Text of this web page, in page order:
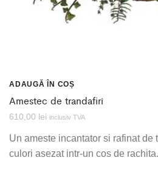
ADAUGĂ ÎN COȘ
Amestec de trandafiri
610,00 lei inclusiv TVA
Un ameste incantator si rafinat de
culori asezat intr-un cos de rachita.